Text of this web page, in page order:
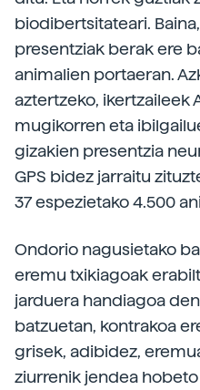
biodibertsitateari.
presentziak berak ere
animalien portaeran.
aztertzeko, ikertzaileek
mugikorren eta
gizakien presentzia
GPS bidez jarraitu
37 espezietako 4.500
Ondorio nagusietako
eremu txikiagoak
jarduera handiagoa
batzuetan, kontrakoa
grisek, adibidez,
ziurrenik jendea